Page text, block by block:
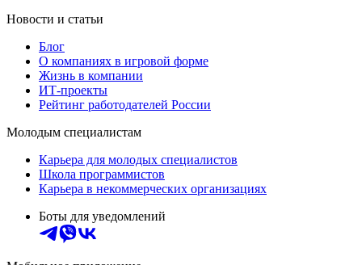
Новости и статьи
Блог
О компаниях в игровой форме
Жизнь в компании
ИТ-проекты
Рейтинг работодателей России
Молодым специалистам
Карьера для молодых специалистов
Школа программистов
Карьера в некоммерческих организациях
Боты для уведомлений